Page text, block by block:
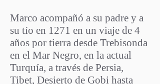
Marco acompañó a su padre y a
su tío en 1271 en un viaje de 4
años por tierra desde Trebisonda
en el Mar Negro, en la actual
Turquía, a través de Persia,
Tibet, Desierto de Gobi hasta